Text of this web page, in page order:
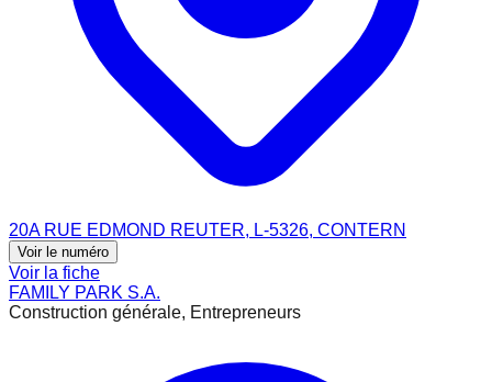
20A RUE EDMOND REUTER, L-5326, CONTERN
Voir le numéro
Voir la fiche
FAMILY PARK S.A.
Construction générale, Entrepreneurs